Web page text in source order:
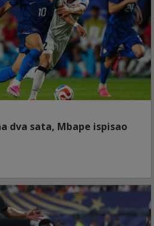
dva sata, Mbape ispisao